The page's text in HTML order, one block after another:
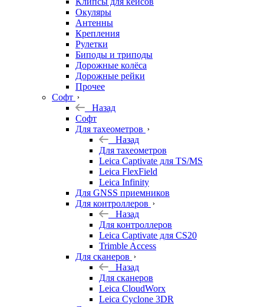
Окуляры
Антенны
Крепления
Рулетки
Биподы и триподы
Дорожные колёса
Дорожные рейки
Прочее
Софт
Назад
Софт
Для тахеометров
Назад
Для тахеометров
Leica Captivate для TS/MS
Leica FlexField
Leica Infinity
Для GNSS приемников
Для контроллеров
Назад
Для контроллеров
Leica Captivate для CS20
Trimble Access
Для сканеров
Назад
Для сканеров
Leica CloudWorx
Leica Cyclone 3DR